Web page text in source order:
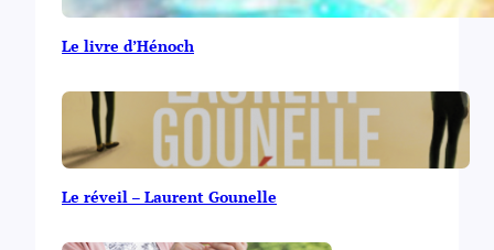
Le livre d’Hénoch
Le réveil – Laurent Gounelle